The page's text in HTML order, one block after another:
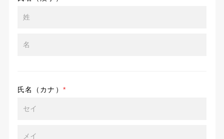
氏名（カナ） *